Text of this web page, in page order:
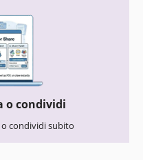
o condividi
o condividi subito